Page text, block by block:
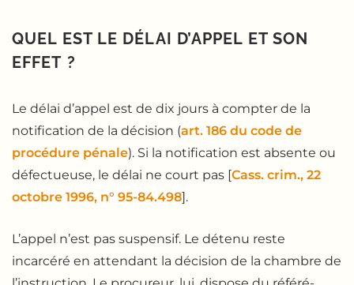
QUEL EST LE DÉLAI D’APPEL ET SON
EFFET ?
Le délai d’appel est de dix jours à compter de la
notification de la décision (art. 186 du code de
procédure pénale). Si la notification est absente ou
défectueuse, le délai ne court pas [Cass. crim., 22
octobre 1996, n° 95-84.498].
L’appel n’est pas suspensif. Le détenu reste
incarcéré en attendant la décision de la chambre de